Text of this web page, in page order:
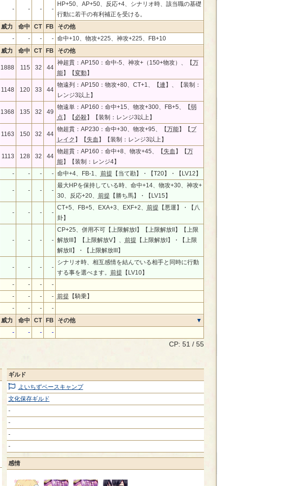
- - - -
HP+50、AP+50、反応+4、シナリオ時、該当職の基礎
行動に若干の有利補正を受ける。
威力 命中 CT FB
その他
- - - - 命中+10、物攻+225、神攻+225、FB+10
威力 命中 CT FB その他
1888 115 32 44
神超貫：AP150：命中-5、神攻+（150+物攻）、【万
能】【変動】
1148 120 33 44
物遠列：AP150：物攻+80、CT+1、【連 】、【装制：
レンジ3以上】
1368 135 32 49
物遠単：AP160：命中+15、物攻+300、FB+5、【弱
点 】【 必殺】【装制：レンジ3以上】
1163 150 32 44
物超貫：AP230：命中+30、物攻+95、【万能】【 ブ
レイク 】【 失血 】【装制：レンジ3以上】
1113 128 32 44
物超貫：AP160：命中+8、物攻+45、【 失血 】【万
能】【装制：レンジ4】
- - - - 命中+4、FB-1、 前提 【当て勘】・【T20】・【LV12】
- - - -
最大HPを保持している時、命中+14、物攻+30、神攻+
30、反応+20、 前提 【勝ち馬】・【LV15】
- - - -
CT+5、FB+5、EXA+3、EXF+2、 前提 【悪運】・【八
卦】
- - - -
CP+25、併用不可【上限解放I】【上限解放II】【上限
解放III】【上限解放V】、 前提 【上限解放I】・【上限
解放II】・【上限解放III】
- - - -
シナリオ時、相互感情を結んでいる相手と同時に行動
する事を選べます。 前提 【LV10】
- - -
-
- - - - 前提 【騎乗】
- - -
-
威力 命中 CT FB
その他
- - -
-
CP: 51 / 55
ギルド
よいちずベースキャンプ
文化保存ギルド
-
-
-
-
感情